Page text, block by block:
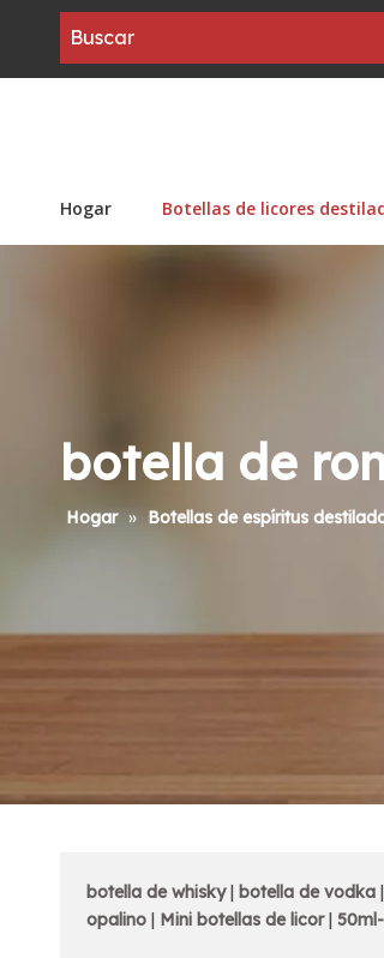
Hogar Botellas de licores
botella de
Hogar » Botellas de espíritus
botella de whisky | botella de vodka |
opalino | Mini botellas de licor |